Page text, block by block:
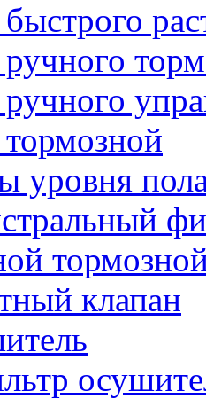
уровня
клапан